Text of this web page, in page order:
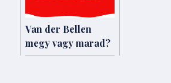
Van der Bellen
megy vagy marad?